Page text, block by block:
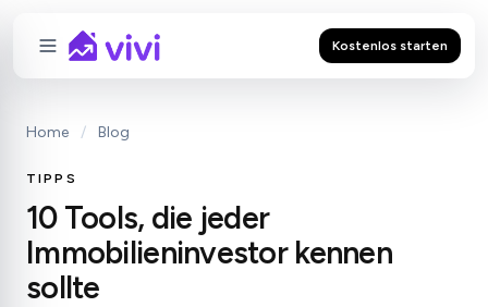
Kostenlos starten
Home / Blog
TIPPS
10 Tools, die jeder
Immobilieninvestor kennen
sollte